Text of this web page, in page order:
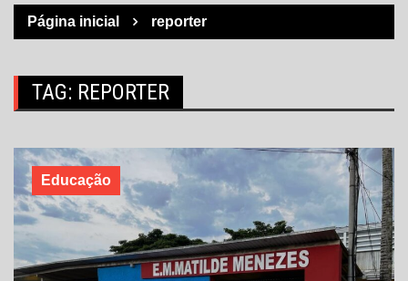
Página inicial reporter
TAG: REPORTER
Educação